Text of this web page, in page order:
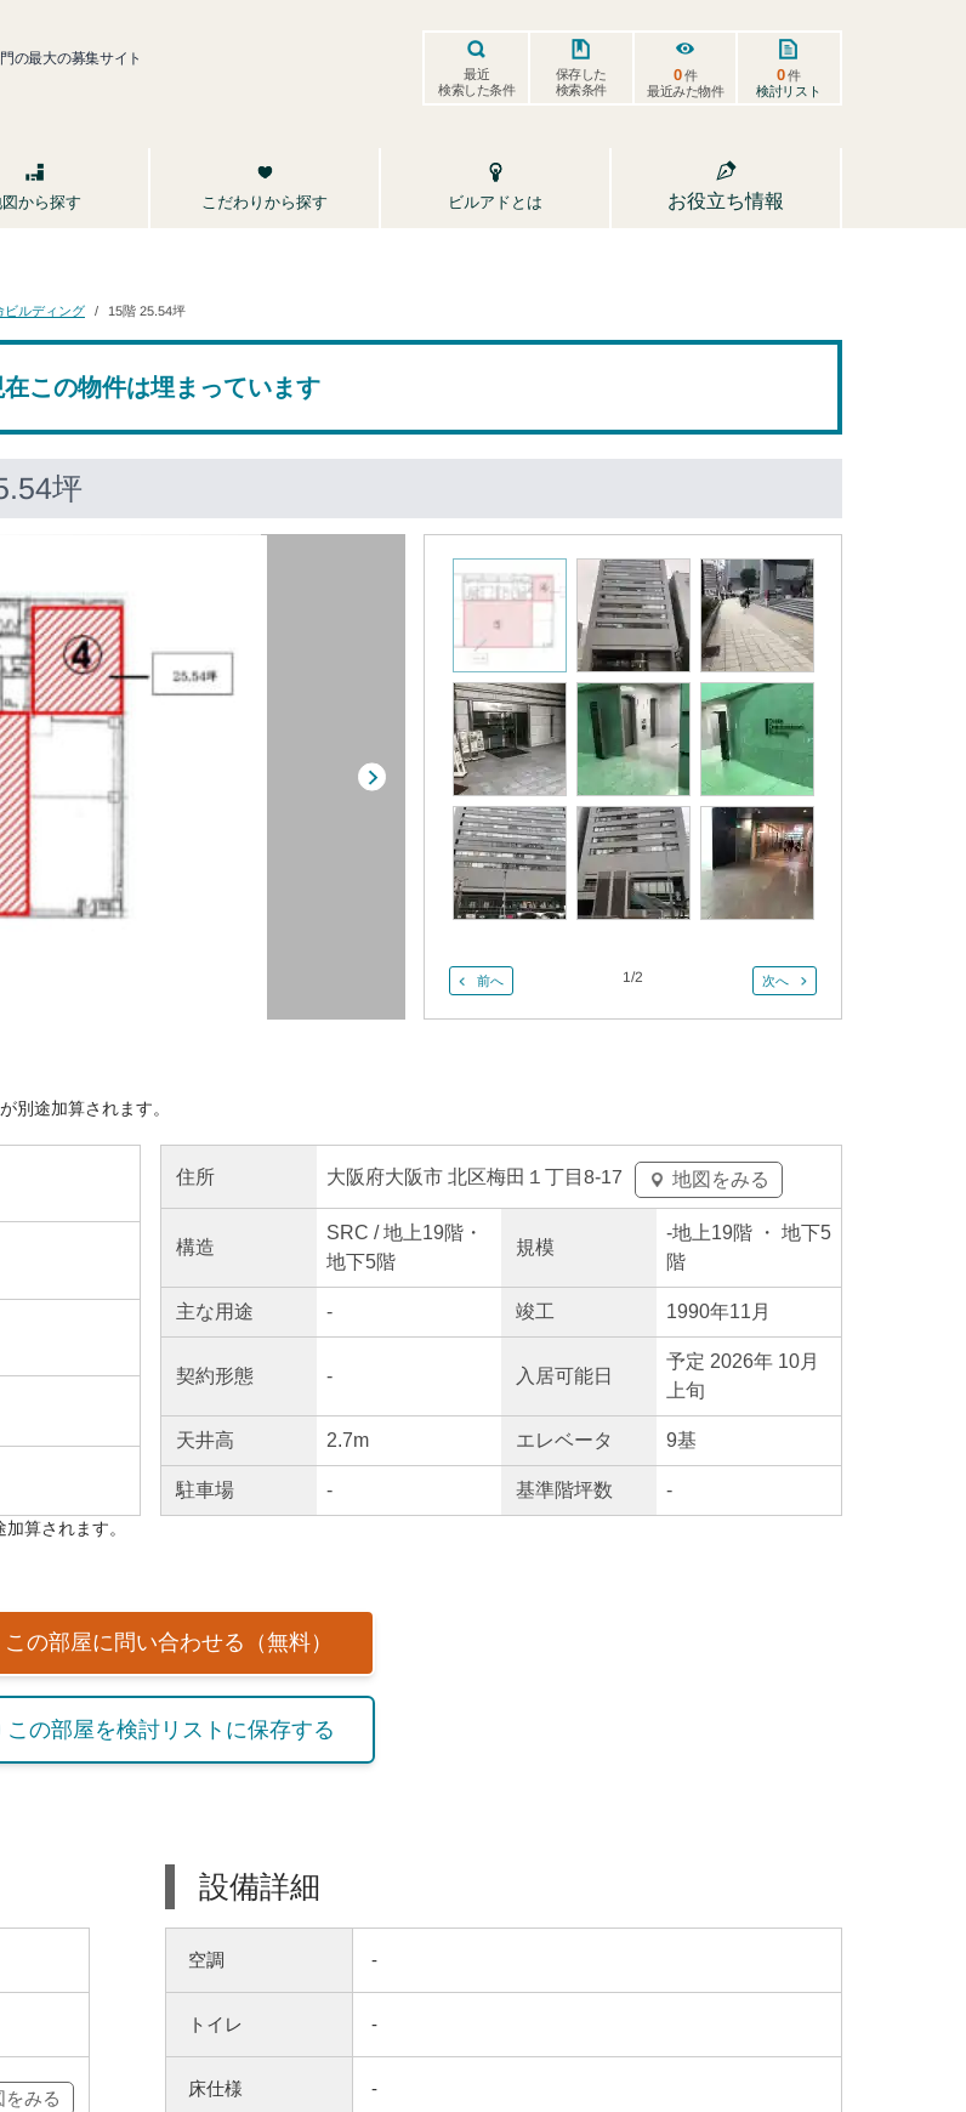
の最大の募集サイト
最近
検索した条件
保存した
検索条件
0件
最近みた物件
0件
検討リスト
から探す こだわりから探す ビルアドとは お役立ち情報
ビルディング 15階 25.54坪
在この物件は埋まっています
坪
前へ 1/2 次へ
別途加算されます。
住所 大阪府大阪市 北区梅田１丁目8-17 地図をみる
構造
SRC / 地上19階・
地下5階
規模
-地上19階 ・ 地下5
階
主な用途 - 竣工 1990年11月
契約形態 - 入居可能日
予定 2026年 10月
上旬
天井高 2.7m エレベータ 9基
駐車場 - 基準階坪数 -
算されます。
この部屋に問い合わせる（無料）
この部屋を検討リストに保存する
をみる
設備詳細
空調 -
トイレ -
床仕様 -